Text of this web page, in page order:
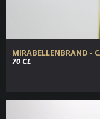
MIRABELLENBRAND -
70 CL